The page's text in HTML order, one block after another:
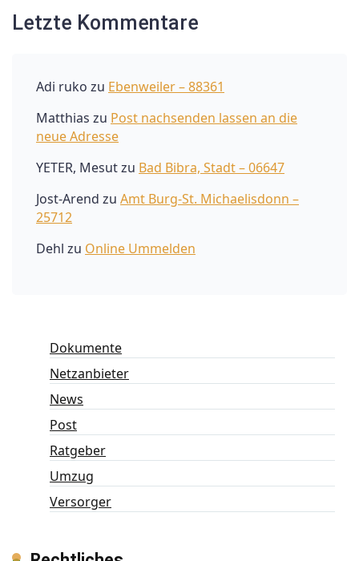
Letzte Kommentare
Adi ruko zu Ebenweiler – 88361
Matthias zu Post nachsenden lassen an die
neue Adresse
YETER, Mesutzu Bad Bibra, Stadt – 06647
Jost-Arend zu Amt Burg-St. Michaelisdonn –
25712
Dehl zu Online Ummelden
Dokumente
Netzanbieter
News
Post
Ratgeber
Umzug
Versorger